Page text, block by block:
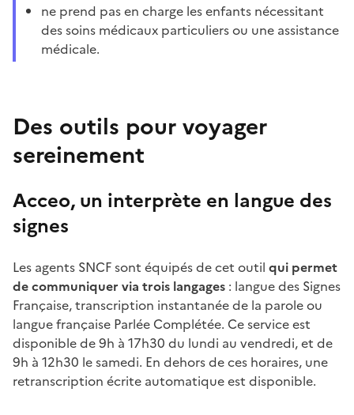
ne prend pas en charge les enfants nécessitant
des soins médicaux particuliers ou une assistance
médicale.
Des outils pour voyager
sereinement
Acceo, un interprète en langue des
signes
Les agents SNCF sont équipés de cet outil qui permet
de communiquer via trois langages : langue des Signes
Française, transcription instantanée de la parole ou
langue française Parlée Complétée. Ce service est
disponible de 9h à 17h30 du lundi au vendredi, et de
9h à 12h30 le samedi. En dehors de ces horaires, une
retranscription écrite automatique est disponible.